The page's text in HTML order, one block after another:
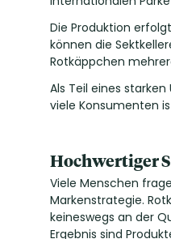
Die Produktion
können die
Rotkäppchen
Als Teil eines
viele Konsumenten
Hochwertiger
Viele Menschen
Markenstrategie.
keineswegs an der
Ergebnis sind